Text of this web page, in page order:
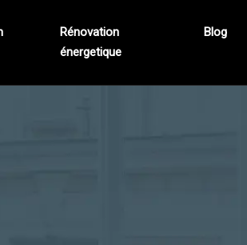
Rénovation
énergetique
Blog